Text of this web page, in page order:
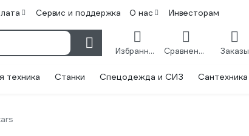
Сервис и поддержка О нас Инвесторам
Избранное Сравнение Заказы
техника Станки Спецодежда и СИЗ Сантехника